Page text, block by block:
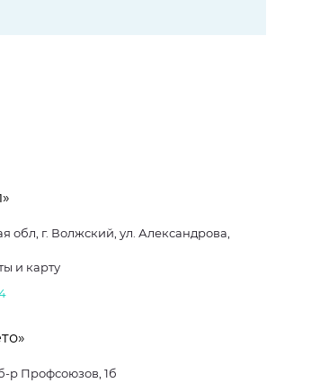
обл, г. Волжский, ул. Александрова,
и карту
р Профсоюзов, 1б